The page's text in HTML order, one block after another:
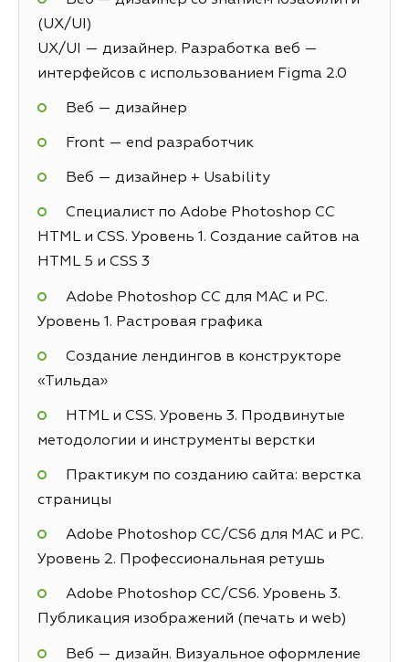
(UX/UI)
UX/UI — дизайнер. Разработка веб —
интерфейсов с использованием Figma 2.0
Веб — дизайнер
Front — end разработчик
Веб — дизайнер + Usability
Специалист по Adobe Photoshop СС
HTML и CSS. Уровень 1. Создание сайтов на
HTML 5 и СSS 3
Adobe Photoshop CC для MAC и PC.
Уровень 1. Растровая графика
Создание лендингов в конструкторе
«Тильда»
HTML и CSS. Уровень 3. Продвинутые
методологии и инструменты верстки
Практикум по созданию сайта: верстка
страницы
Adobe Photoshop СС/CS6 для MAC и PC.
Уровень 2. Профессиональная ретушь
Adobe Photoshop СС/CS6. Уровень 3.
Публикация изображений (печать и web)
Веб — дизайн. Визуальное оформление